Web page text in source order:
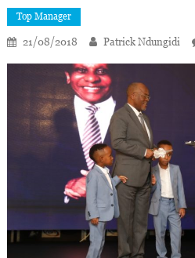
Top Manager
21/08/2018 Patrick Ndungidi